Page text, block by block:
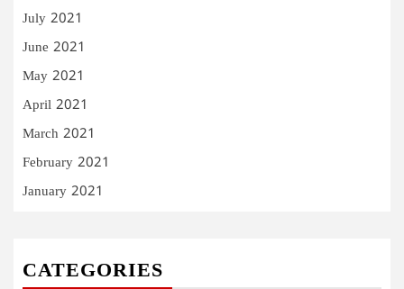
July 2021
June 2021
May 2021
April 2021
March 2021
February 2021
January 2021
CATEGORIES